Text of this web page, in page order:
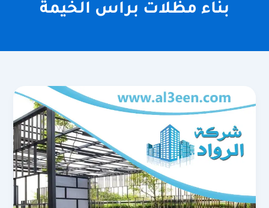
بناء مظلات براس الخيمة